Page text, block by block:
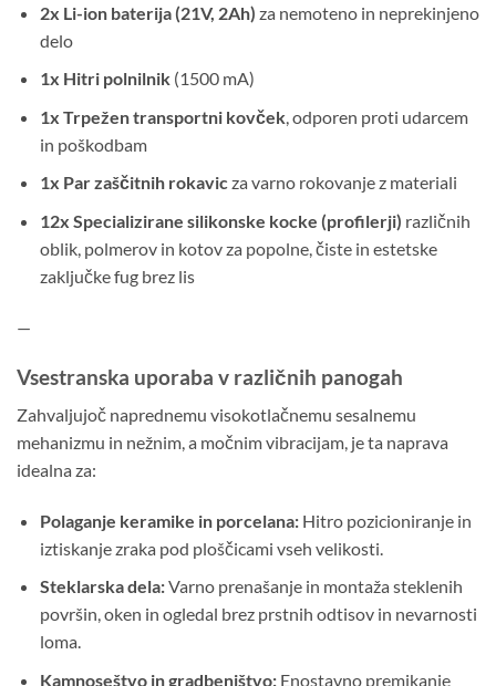
2x Li-ion baterija (21V, 2Ah) za nemoteno in neprekinjeno
delo
1x Hitri polnilnik(1500 mA)
1x Trpežen transportni kovček, odporen proti udarcem
in poškodbam
1x Par zaščitnih rokavicza varno rokovanje z materiali
12x Specializirane silikonske kocke (profilerji) različnih
oblik, polmerov in kotov za popolne, čiste in estetske
zaključke fug brez lis
—
Vsestranska uporaba v različnih panogah
Zahvaljujoč naprednemu visokotlačnemu sesalnemu
mehanizmu in nežnim, a močnim vibracijam, je ta naprava
idealna za:
Polaganje keramike in porcelana:Hitro pozicioniranje in
iztiskanje zraka pod ploščicami vseh velikosti.
Steklarska dela:Varno prenašanje in montaža steklenih
površin, oken in ogledal brez prstnih odtisov in nevarnosti
loma.
Kamnoseštvo in gradbeništvo:Enostavno premikanje